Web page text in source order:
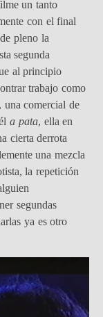
un tanto
con el final
pleno la
segunda
al principio
trabajo como
una comercial de
a pata, ella en
cierta derrota
una mezcla
la repetición
segundas
ya es otro